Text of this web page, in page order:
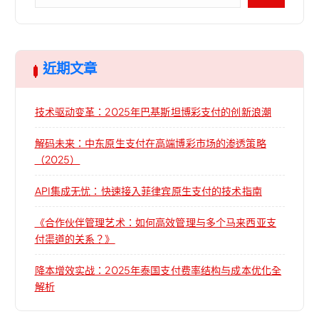
近期文章
技术驱动变革：2025年巴基斯坦博彩支付的创新浪潮
解码未来：中东原生支付在高端博彩市场的渗透策略
（2025）
API集成无忧：快速接入菲律宾原生支付的技术指南
《合作伙伴管理艺术：如何高效管理与多个马来西亚支
付渠道的关系？》
降本增效实战：2025年泰国支付费率结构与成本优化全
解析